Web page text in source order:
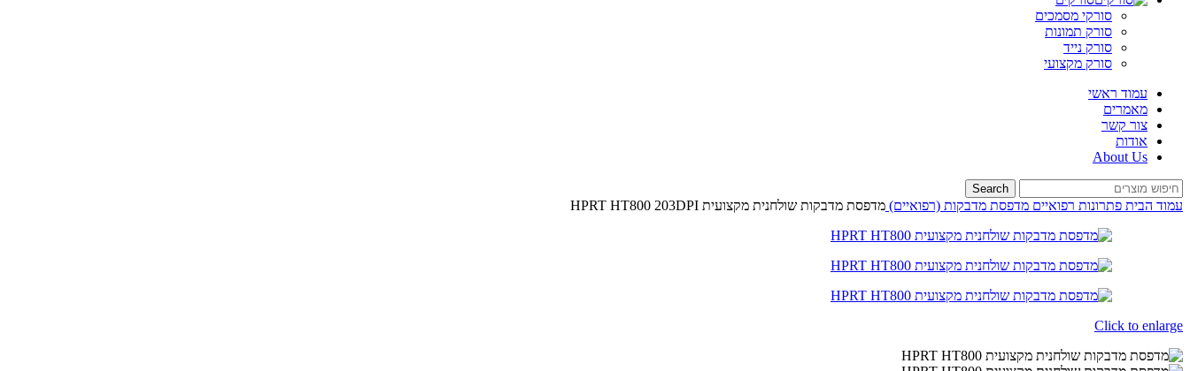
סורקי מסמכים
סורק תמונות
סורק נייד
סורק מקצועי
עמוד ראשי
מאמרים
צור קשר
אודות
About Us
Search
עמוד הבית פתרונות רפואיים מדפסת מדבקות (רפואיים) מדפסת מדבקות שולחנית מקצועית HPRT HT800 203DPI
Click to enlarge